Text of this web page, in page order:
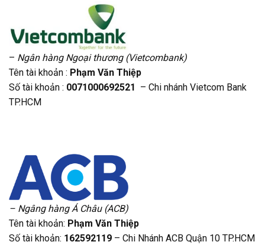
– Ngân hàng Ngoại thương (Vietcombank)
Tên tài khoản : Phạm Văn Thiệp
Số tài khoản : 0071000692521
– Chi nhánh Vietcom Bank
TP.HCM
– Ngâng hàng Á Châu (ACB)
Tên tài khoản: Phạm Văn Thiệp
Số tài khoản: 162592119 – Chi Nhánh ACB Quận 10 TP.HCM